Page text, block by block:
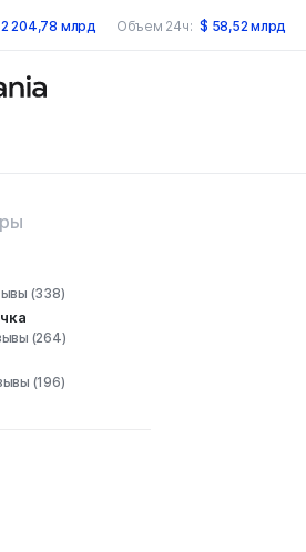
2 204,78 млрд Объем 24ч: $ 58,52 млрд
(338)
(264)
(196)